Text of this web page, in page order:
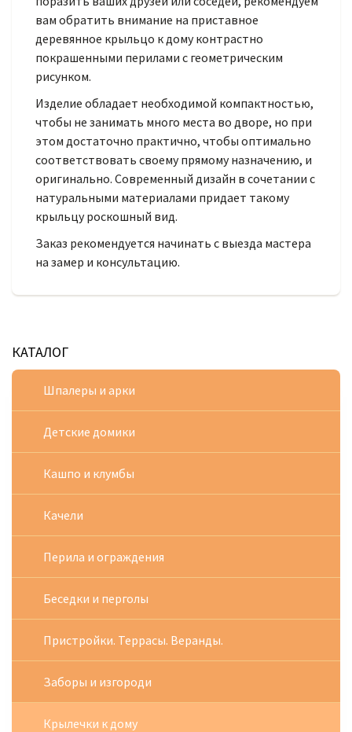
вам обратить внимание на приставное
деревянное крыльцо к дому контрастно
покрашенными перилами с геометрическим
рисунком.
Изделие обладает необходимой компактностью,
чтобы не занимать много места во дворе, но при
этом достаточно практично, чтобы оптимально
соответствовать своему прямому назначению, и
оригинально. Современный дизайн в сочетании с
натуральными материалами придает такому
крыльцу роскошный вид.
Заказ рекомендуется начинать с выезда мастера
на замер и консультацию.
КАТАЛОГ
Шпалеры и арки
Детские домики
Кашпо и клумбы
Качели
Перила и ограждения
Беседки и перголы
Пристройки. Террасы. Веранды.
Заборы и изгороди
Крылечки к дому